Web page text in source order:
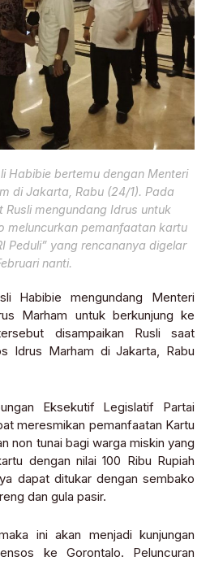
Habibie bertemu dengan Menteri
di Jakarta, Rabu (24/1). Pada
mengundang Idrus untuk
meluncurkan pemanfaatan kartu
Peduli” yang rencananya digelar
nanti.
Habibie mengundang Menteri
Marham untuk berkunjung ke
disampaikan Rusli saat
Idrus Marham di Jakarta, Rabu
Eksekutif Legislatif Partai
meresmikan pemanfaatan Kartu
non tunai bagi warga miskin yang
dengan nilai 100 Ribu Rupiah
dapat ditukar dengan sembako
dan gula pasir.
ini akan menjadi kunjungan
ke Gorontalo. Peluncuran